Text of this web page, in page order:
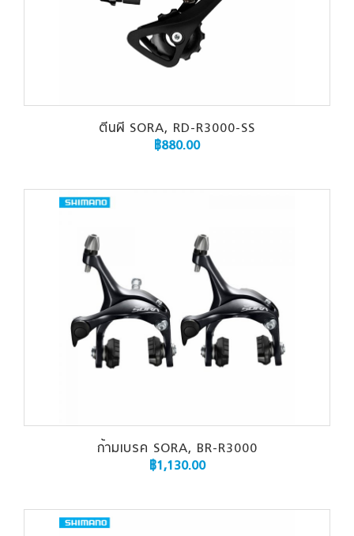
ตีนผี SORA, RD-R3000-SS
฿880.00
ก้ามเบรค SORA, BR-R3000
฿1,130.00